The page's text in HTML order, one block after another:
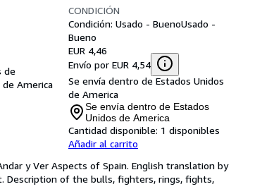
de
de America
CONDICIÓN
Condición: Usado - BuenoUsado -
Bueno
EUR 4,46
Envío por EUR 4,54
Se envía dentro de Estados Unidos
de America
Se envía dentro de Estados
Unidos de America
Cantidad disponible: 1 disponibles
Añadir al carrito
y Ver Aspects of Spain. English translation by
Description of the bulls, fighters, rings, fights,